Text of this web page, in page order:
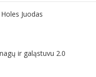
Juodas
ir galąstuvu 2.0